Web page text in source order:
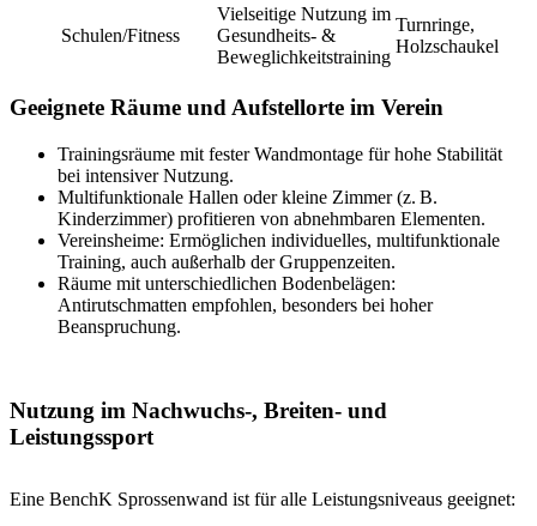
Schulen/Fitness
Vielseitige Nutzung im
Gesundheits- &
Beweglichkeitstraining
Turnringe,
Holzschaukel
Geeignete Räume und Aufstellorte im Verein
Trainingsräume mit fester Wandmontage für hohe Stabilität
bei intensiver Nutzung.
Multifunktionale Hallen oder kleine Zimmer (z. B.
Kinderzimmer) profitieren von abnehmbaren Elementen.
Vereinsheime: Ermöglichen individuelles, multifunktionale
Training, auch außerhalb der Gruppenzeiten.
Räume mit unterschiedlichen Bodenbelägen:
Antirutschmatten empfohlen, besonders bei hoher
Beanspruchung.
Nutzung im Nachwuchs-, Breiten- und
Leistungssport
Eine BenchK Sprossenwand ist für alle Leistungsniveaus geeignet: